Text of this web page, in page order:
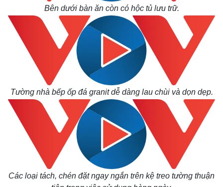
Bên dưới bàn ăn còn có hộc tủ lưu trữ.
Tường nhà bếp ốp đá granit dễ dàng lau chùi và dọn dẹp.
Các loại tách, chén đặt ngay ngắn trên kệ treo tường thuận